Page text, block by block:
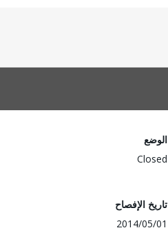
الوضع
Closed
تاريخ الإفصاح
2014/05/01